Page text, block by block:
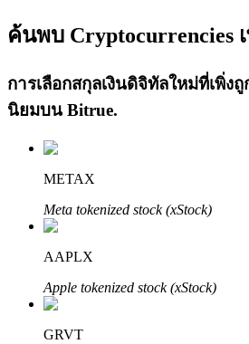
คว้าผลกำไรระยะยาวและผลปร
เรียนรู้ Staking
Bitrue
ค้นพบ Cryptocurrencies
การเลือกสกุลเงินดิจิทัลใหม่ที่เพิ่ง
นิยมบน Bitrue.
METAX
Meta tokenized stock (xStock)
AAPLX
Apple tokenized stock (xStock)
GRVT